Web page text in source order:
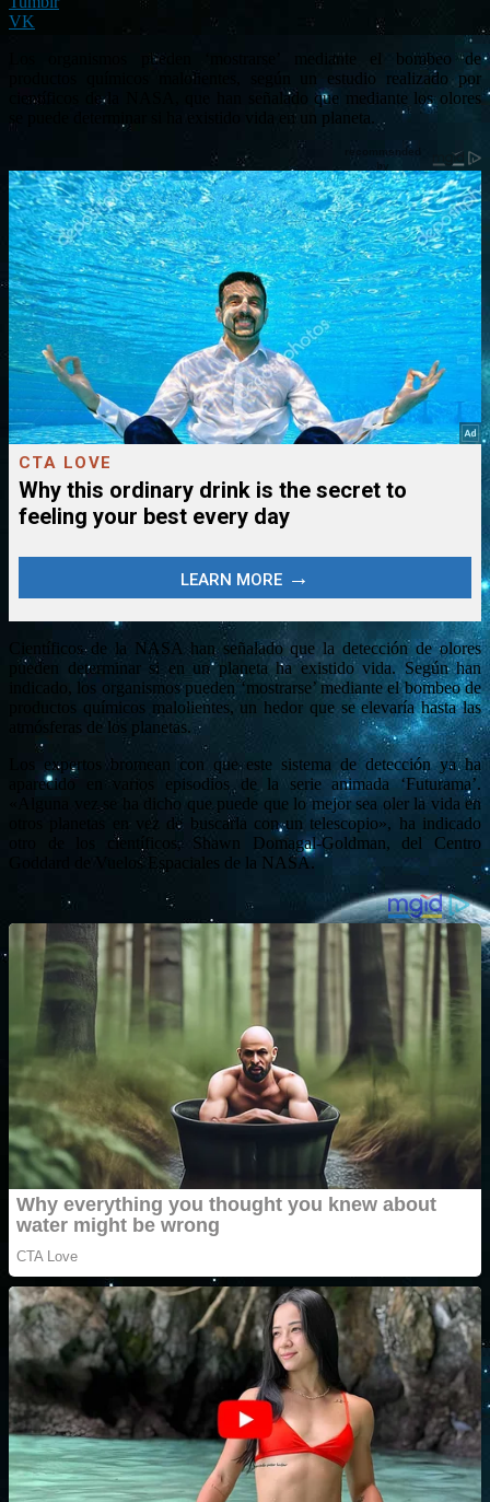
VK
Los organismos pueden ‘mostrarse’ mediante el bombeo de
productos químicos malolientes, según un estudio realizado por
científicos de la NASA, que han señalado que mediante los olores
se puede determinar si ha existido vida en un planeta.
Científicos de la NASA han señalado que la detección de olores
pueden determinar si en un planeta ha existido vida. Según han
indicado, los organismos pueden ‘mostrarse’ mediante el bombeo de
productos químicos malolientes, un hedor que se elevaría hasta las
atmósferas de los planetas.
Los expertos bromean con que este sistema de detección ya ha
aparecido en varios episodios de la serie animada ‘Futurama’.
«Alguna vez se ha dicho que puede que lo mejor sea oler la vida en
otros planetas en vez de buscarla con un telescopio», ha indicado
otro de los científicos, Shawn Domagal-Goldman, del Centro
Goddard de Vuelos Espaciales de la NASA.